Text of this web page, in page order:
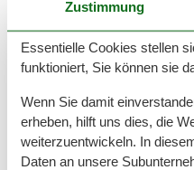
Zum Zentrum
Zur Therme
Zur Tourist-Information
Grundeinrichtungen
Größe
Kinder einrichtungen
Zustimmung
Essentielle Cookies stellen
funktioniert, Sie können sie
Wenn Sie damit
erheben, hilft uns dies, die
weiterzuentwickeln. In
Daten an unsere